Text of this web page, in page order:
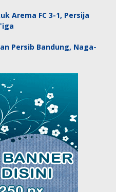
Arema FC 3-1, Persija
Persib Bandung, Naga-